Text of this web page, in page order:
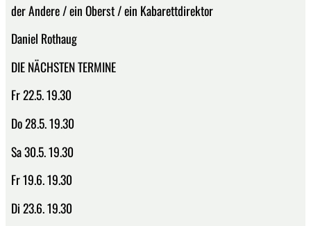
der Andere / ein Oberst / ein Kabarettdirektor
Daniel Rothaug
DIE NÄCHSTEN TERMINE
Fr 22.5. 19.30
Do 28.5. 19.30
Sa 30.5. 19.30
Fr 19.6. 19.30
Di 23.6. 19.30